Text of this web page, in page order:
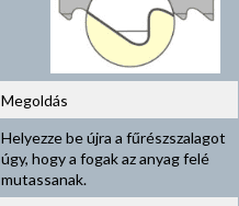
Megoldás
Helyezze be újra a fűrészszalagot
úgy, hogy a fogak az anyag felé
mutassanak.